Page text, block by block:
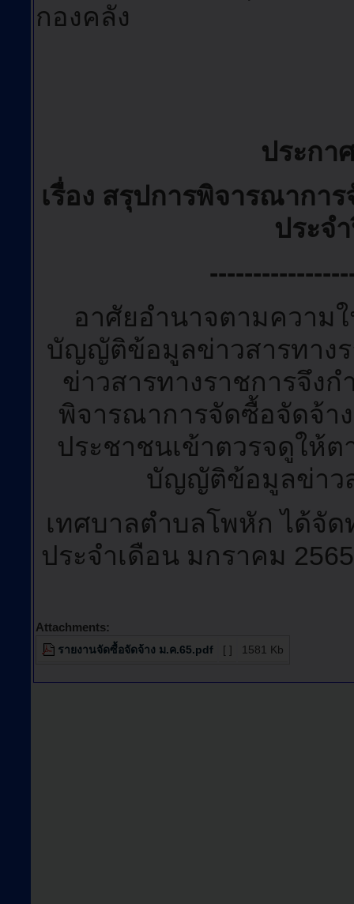
กองคลัง
ประกา
เรื่อง สรุปการพิจารณากา
ประจ
อาศัยอำนาจตามความ
บัญญัติข้อมูลข่าวสารทาง
ข่าวสารทางราชการจึง
พิจารณาการจัดซื้อจัดจ้า
ประชาชนเข้าตวรจดูให้
บัญญัติข้อมูลข่าว
เทศบาลตำบลโพหัก ได้จั
ประจำเดือน มกราคม
Attachments:
รายงานจัดซื้อจัดจ้าง ม.ค.65.pdf [ ] 1581 Kb